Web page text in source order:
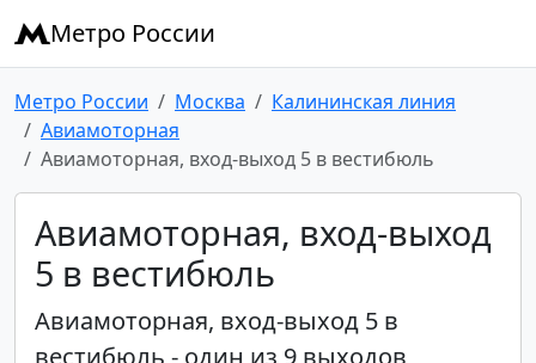
Метро России
Метро России Москва
Калининская линия
Авиамоторная
Авиамоторная, вход-выход 5 в вестибюль
Авиамоторная, вход-выход
5 в вестибюль
Авиамоторная, вход-выход 5 в
вестибюль - один из 9 выходов